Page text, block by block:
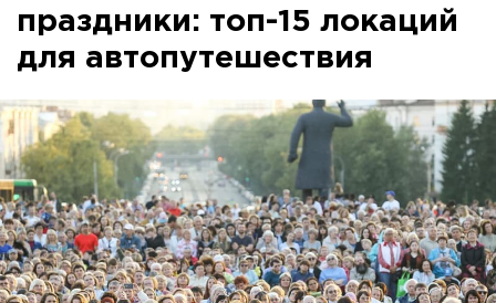
праздники: топ-15 локаций
для автопутешествия